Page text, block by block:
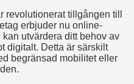
revolutionerat tillgången till
erbjuder nu online-
utvärdera ditt behov av
digitalt. Detta är särskilt
begränsad mobilitet eller